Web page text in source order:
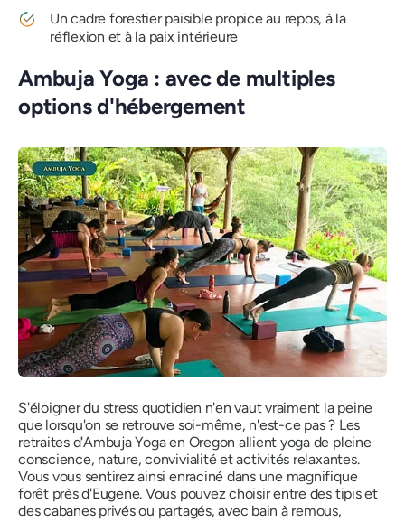
Un cadre forestier paisible propice au repos, à la
réflexion et à la paix intérieure
Ambuja Yoga : avec de multiples
options d'hébergement
S'éloigner du stress quotidien n'en vaut vraiment la peine
que lorsqu'on se retrouve soi-même, n'est-ce pas ? Les
retraites d'Ambuja Yoga en Oregon allient yoga de pleine
conscience, nature, convivialité et activités relaxantes.
Vous vous sentirez ainsi enraciné dans une magnifique
forêt près d'Eugene. Vous pouvez choisir entre des tipis et
des cabanes privés ou partagés, avec bain à remous,